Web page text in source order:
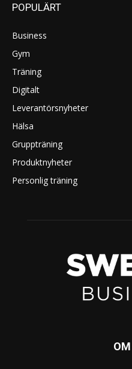
POPULÄRT
Business
Gym
Träning
Digitalt
Leverantörsnyheter
Hälsa
Gruppträning
Produktnyheter
Personlig träning